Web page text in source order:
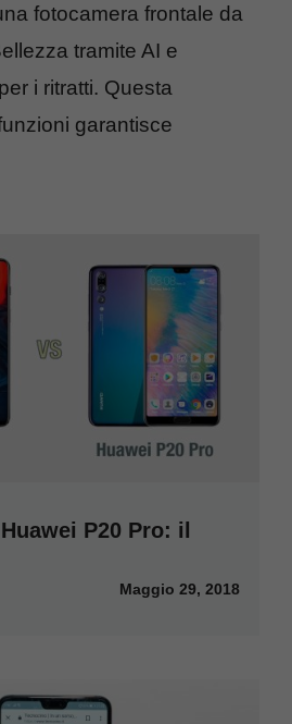
fotocamera frontale da
tramite AI e
i ritratti. Questa
garantisce
P20 Pro: il
Maggio 29, 2018